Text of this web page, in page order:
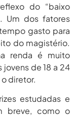
do “baixo
Um dos fatores
gasto para
do magistério.
renda é muito
de 18 a 24
diretor.
estudadas e
breve, como o